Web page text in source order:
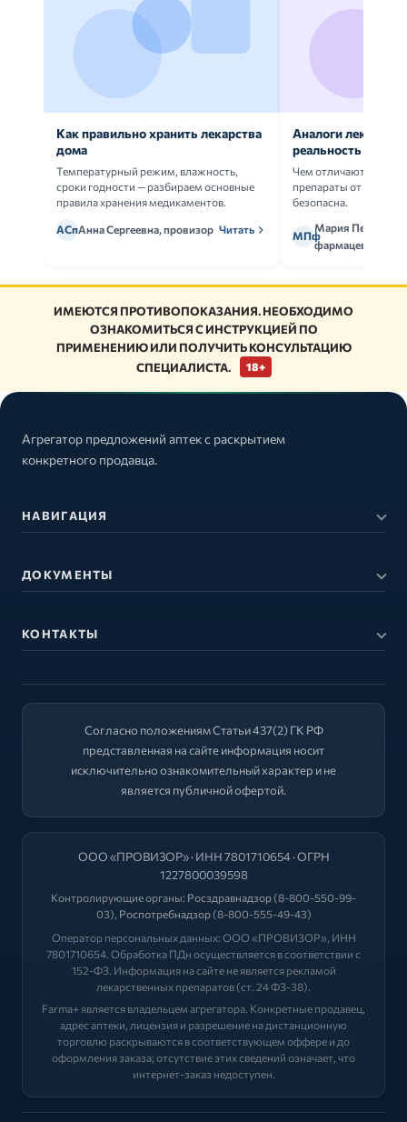
Как правильно хранить лекарства
дома
Температурный режим, влажность,
сроки годности — разбираем основные
правила хранения медикаментов.
АСпАнна Сергеевна, провизор Читать
Аналоги
реальность
Чем отличаются
препараты от
безопасна.
МПф
Мария Петрова,
фармацевт
ИМЕЮТСЯ ПРОТИВОПОКАЗАНИЯ. НЕОБХОДИМО
ОЗНАКОМИТЬСЯ С ИНСТРУКЦИЕЙ ПО
ПРИМЕНЕНИЮ ИЛИ ПОЛУЧИТЬ КОНСУЛЬТАЦИЮ
СПЕЦИАЛИСТА.
18+
Агрегатор предложений аптек с раскрытием
конкретного продавца.
НАВИГАЦИЯ
ДОКУМЕНТЫ
КОНТАКТЫ
Согласно положениям Статьи 437(2) ГК РФ
представленная на сайте информация носит
исключительно ознакомительный характер и не
является публичной офертой.
ООО «ПРОВИЗОР» · ИНН 7801710654 · ОГРН
1227800039598
Контролирующие органы: Росздравнадзор(8-800-550-99-
03), Роспотребнадзор(8-800-555-49-43)
Оператор персональных данных: ООО «ПРОВИЗОР», ИНН
7801710654. Обработка ПДн осуществляется в соответствии с
152-ФЗ. Информация на сайте не является рекламой
лекарственных препаратов (ст. 24 ФЗ-38).
Farma+ является владельцем агрегатора. Конкретные продавец,
адрес аптеки, лицензия и разрешение на дистанционную
торговлю раскрываются в соответствующем оффере и до
оформления заказа; отсутствие этих сведений означает, что
интернет-заказ недоступен.